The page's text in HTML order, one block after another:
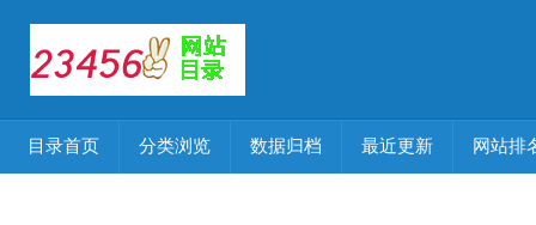
目录首页 分类浏览 数据归档 最近更新 网站排